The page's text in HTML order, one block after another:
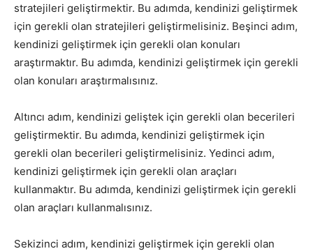
stratejileri geliştirmektir. Bu adımda, kendinizi geliştirmek
için gerekli olan stratejileri geliştirmelisiniz. Beşinci adım,
kendinizi geliştirmek için gerekli olan konuları
araştırmaktır. Bu adımda, kendinizi geliştirmek için gerekli
olan konuları araştırmalısınız.
Altıncı adım, kendinizi geliştek için gerekli olan becerileri
geliştirmektir. Bu adımda, kendinizi geliştirmek için
gerekli olan becerileri geliştirmelisiniz. Yedinci adım,
kendinizi geliştirmek için gerekli olan araçları
kullanmaktır. Bu adımda, kendinizi geliştirmek için gerekli
olan araçları kullanmalısınız.
Sekizinci adım, kendinizi geliştirmek için gerekli olan